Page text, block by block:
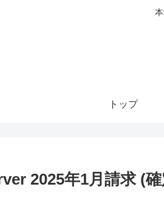
トップ
2025年1月請求 (